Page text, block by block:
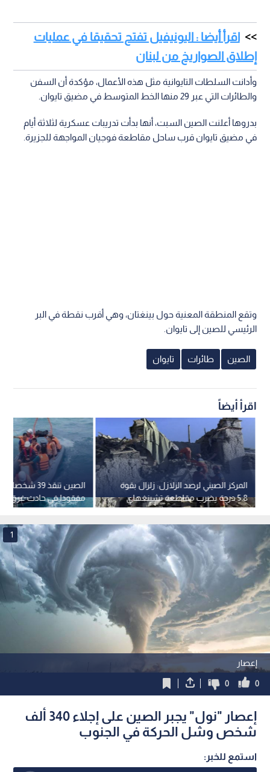
اقرأ أيضا : اليونيفيل تفتح تحقيقا في عمليات
إطلاق الصواريخ من لبنان
وأدانت السلطات التايوانية مثل هذه الأعمال، مؤكدة أن السفن
والطائرات التي عبر 29 منها الخط المتوسط في مضيق تايوان.
بدروها أعلنت الصين السبت، أنها بدأت تدريبات عسكرية لثلاثة أيام
في مضيق تايوان قرب ساحل مقاطعة فوجيان المواجهة للجزيرة.
وتقع المنطقة المعنية حول بينغتان، وهي أقرب نقطة في البر
الرئيسي للصين إلى تايوان.
الصين طائرات تايوان
اقرأ أيضاً
مفقودا في حادث غرق
هاينان
المركز الصيني لرصد الزلازل: زلزال بقوة
5.8 درجة يضرب مقاطعة تشينغهاي
إعصار
1
0
0
إعصار "نول" يجبر الصين على إجلاء 340 ألف
شخص وشل الحركة في الجنوب
استمع للخبر: